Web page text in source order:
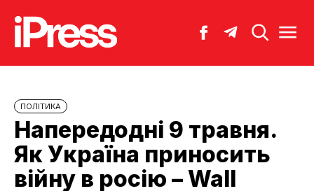
ПОЛІТИКА
Напередодні 9 травня.
Як Україна приносить
війну в росію – Wall